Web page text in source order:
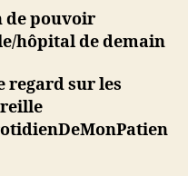
de pouvoir
hôpital de demain
regard sur les